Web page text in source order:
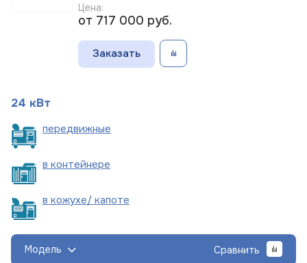
Цена:
от 717 000 руб.
Заказать
24 кВт
передвижные
в контейнере
в кожухе/ капоте
Модель Сравнить